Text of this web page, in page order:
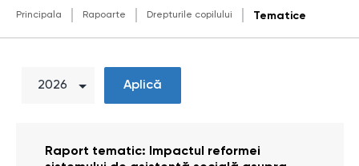
Principala Rapoarte Drepturile copilului Tematice
Aplică
Raport tematic: Impactul reformei